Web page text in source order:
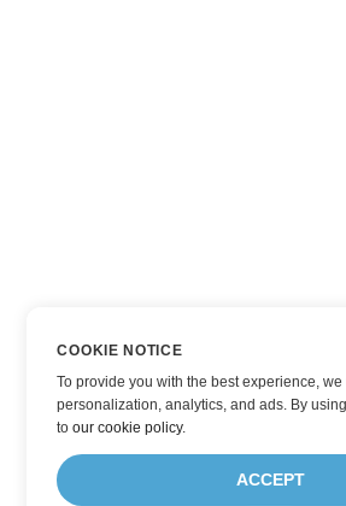
COOKIE NOTICE
To provide you with the best experience,
personalization, analytics, and ads. By
toour cookie policy.
ACCEPT